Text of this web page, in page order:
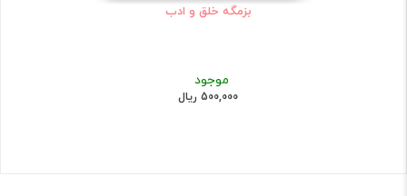
بزمگه خلق و ادب
موجود
500,000 ریال